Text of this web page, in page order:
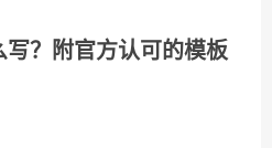
写？附官方认可的模板